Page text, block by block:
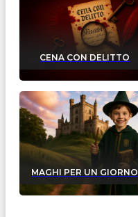
CENA CON DELITTO
MAGHI PER UN GIORNO